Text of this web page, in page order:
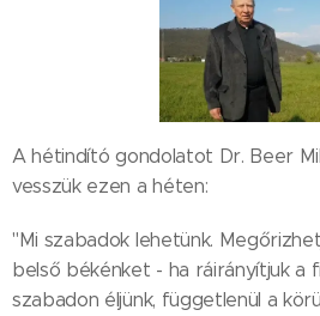
A hétindító gondolatot Dr. Beer
vesszük ezen a héten:
"Mi szabadok lehetünk.
belső békénket - ha ráirányítjuk a
szabadon éljünk, függetlenül a